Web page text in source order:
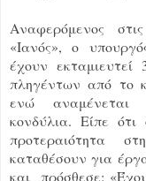
Αναφερόμενος
«Ιανός», ο
έχουν
πληγέντων από το
ενώ αναμένεται
κονδύλια. Είπε
προτεραιότητα
καταθέσουν για
και πρόσθεσε: